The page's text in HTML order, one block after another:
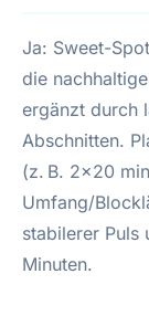
Ja: Sweet-
die
ergänzt durch
Abschnitten.
(z. B. 2×20
Umfang/
stabilerer Puls
Minuten.